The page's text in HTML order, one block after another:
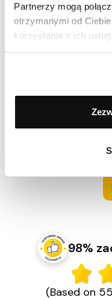
Partnerzy mogą
otrzymanymi od
korzystania z ich
Opinia
Polecam. Bardzo
Ocenił(a) produkt na
Opinia zamieszczona
98%
(Based on